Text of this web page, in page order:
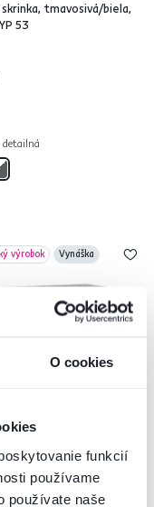
O cookies
funkcií
používame
používate naše
skrinka, tmavosivá/biela,
53
detailná
výrobok Vynáška
tmavosivá/biela,